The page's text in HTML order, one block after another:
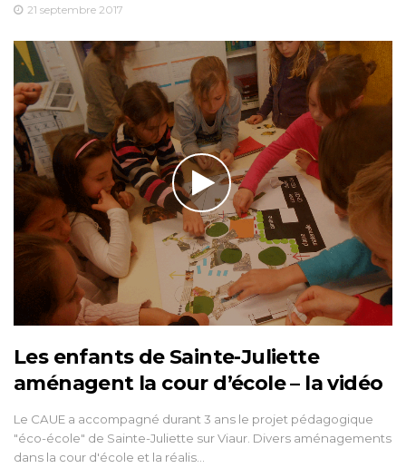
21 septembre 2017
Les enfants de Sainte-Juliette
aménagent la cour d’école – la vidéo
Le CAUE a accompagné durant 3 ans le projet pédagogique
"éco-école" de Sainte-Juliette sur Viaur. Divers aménagements
dans la cour d'école et la réalis…